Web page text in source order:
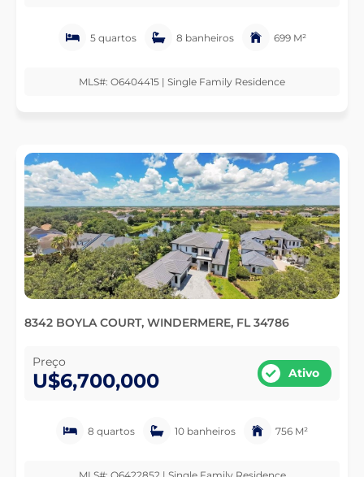
5 quartos 8 banheiros 699 M²
MLS#: O6404415 | Single Family Residence
8342 BOYLA COURT, WINDERMERE, FL 34786
Preço
U$6,700,000 Ativo
8 quartos 10 banheiros 756 M²